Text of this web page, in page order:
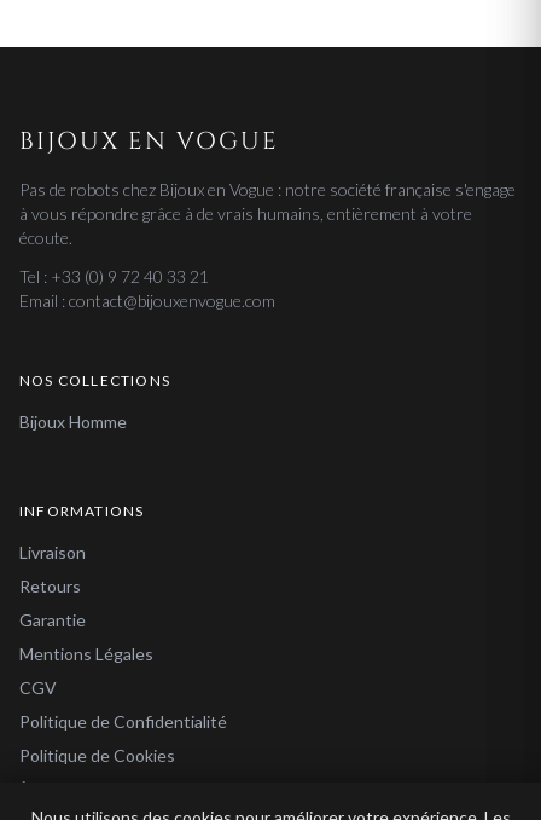
BIJOUX EN VOGUE
Pas de robots chez Bijoux en Vogue : notre société française s'engage
à vous répondre grâce à de vrais humains, entièrement à votre
écoute.
Tel : +33 (0) 9 72 40 33 21
Email : contact@bijouxenvogue.com
NOS COLLECTIONS
Bijoux Homme
INFORMATIONS
Livraison
Retours
Garantie
Mentions Légales
CGV
Politique de Confidentialité
Politique de Cookies
À Propos